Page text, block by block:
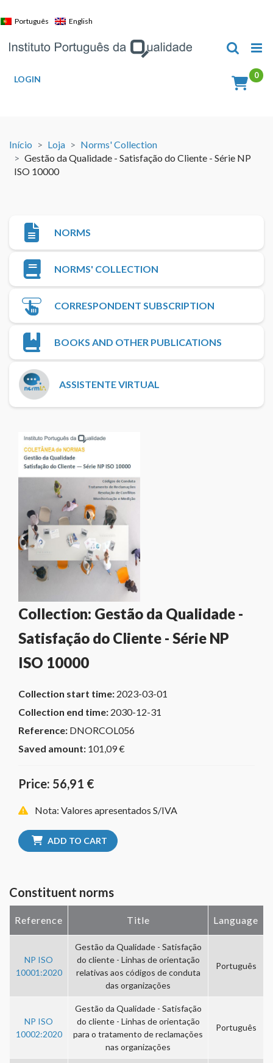
to
Português English
LOGIN
Início Loja
Norms' Collection
Gestão da Qualidade - Satisfação do Cliente - Série NP
ISO 10000
NORMS
NORMS' COLLECTION
CORRESPONDENT SUBSCRIPTION
BOOKS AND OTHER PUBLICATIONS
ASSISTENTE VIRTUAL
Collection: Gestão da Qualidade -
Satisfação do Cliente - Série NP
ISO 10000
Collection start time: 2023-03-01
Collection end time: 2030-12-31
Reference: DNORCOL056
Saved amount: 101,09 €
Price: 56,91 €
Nota: Valores apresentados S/IVA
ADD TO CART
Constituent norms
Reference Title Language
NP ISO
10001:2020
Gestão da Qualidade - Satisfação
do cliente - Linhas de orientação
relativas aos códigos de conduta
das organizações
Português
NP ISO
10002:2020
Gestão da Qualidade - Satisfação
do cliente - Linhas de orientação
para o tratamento de reclamações
nas organizações
Português